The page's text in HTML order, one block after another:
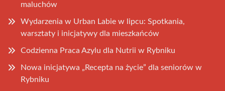
maluchów
Wydarzenia w Urban Labie w lipcu: Spotkania,
warsztaty i inicjatywy dla mieszkańców
Codzienna Praca Azylu dla Nutrii w Rybniku
Nowa inicjatywa „Recepta na życie” dla seniorów w
Rybniku